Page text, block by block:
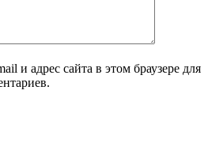
и адрес сайта в этом браузере для